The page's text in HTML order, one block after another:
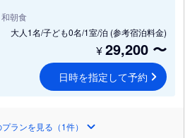
和朝食
大人1名/子ども0名/1室/泊 (参考宿泊料金)
¥29,200 〜
日時を指定して予約
ランを見る（1件）